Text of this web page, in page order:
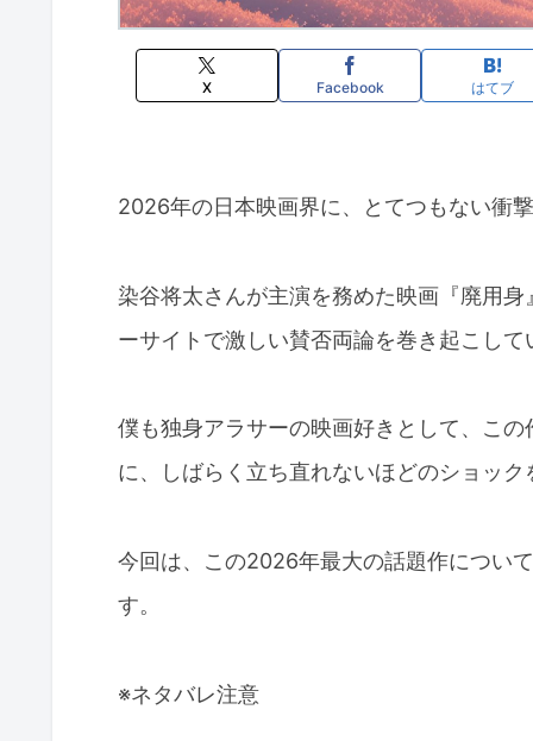
X Facebook はてブ
2026年の日本映画界に、とてつもない衝
染谷将太さんが主演を務めた映画『廃用
ーサイトで激しい賛否両論を巻き起こして
僕も独身アラサーの映画好きとして、こ
に、しばらく立ち直れないほどのショック
今回は、この2026年最大の話題作につい
す。
※ネタバレ注意